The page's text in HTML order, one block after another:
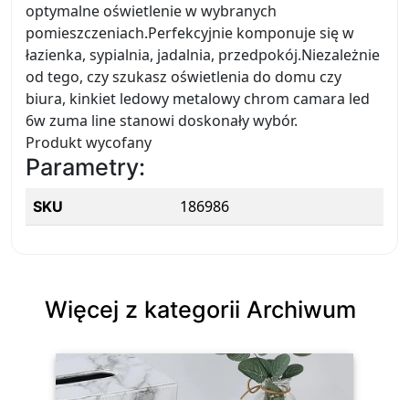
optymalne oświetlenie w wybranych
pomieszczeniach.Perfekcyjnie komponuje się w
łazienka, sypialnia, jadalnia, przedpokój.Niezależnie
od tego, czy szukasz oświetlenia do domu czy
biura, kinkiet ledowy metalowy chrom camara led
6w zuma line stanowi doskonały wybór.
Produkt wycofany
Parametry:
SKU 186986
Więcej z kategorii Archiwum